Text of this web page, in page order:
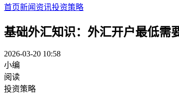
首页新闻资讯投资策略
基础外汇知识：外汇开户最低需
2026-03-20 10:58
小编
阅读
投资策略